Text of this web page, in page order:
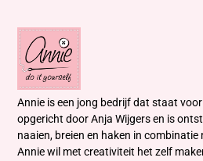
Annie is een jong bedrijf dat staat
opgericht door Anja Wijgers en is
naaien, breien en haken in
Annie wil met creativiteit het zelf